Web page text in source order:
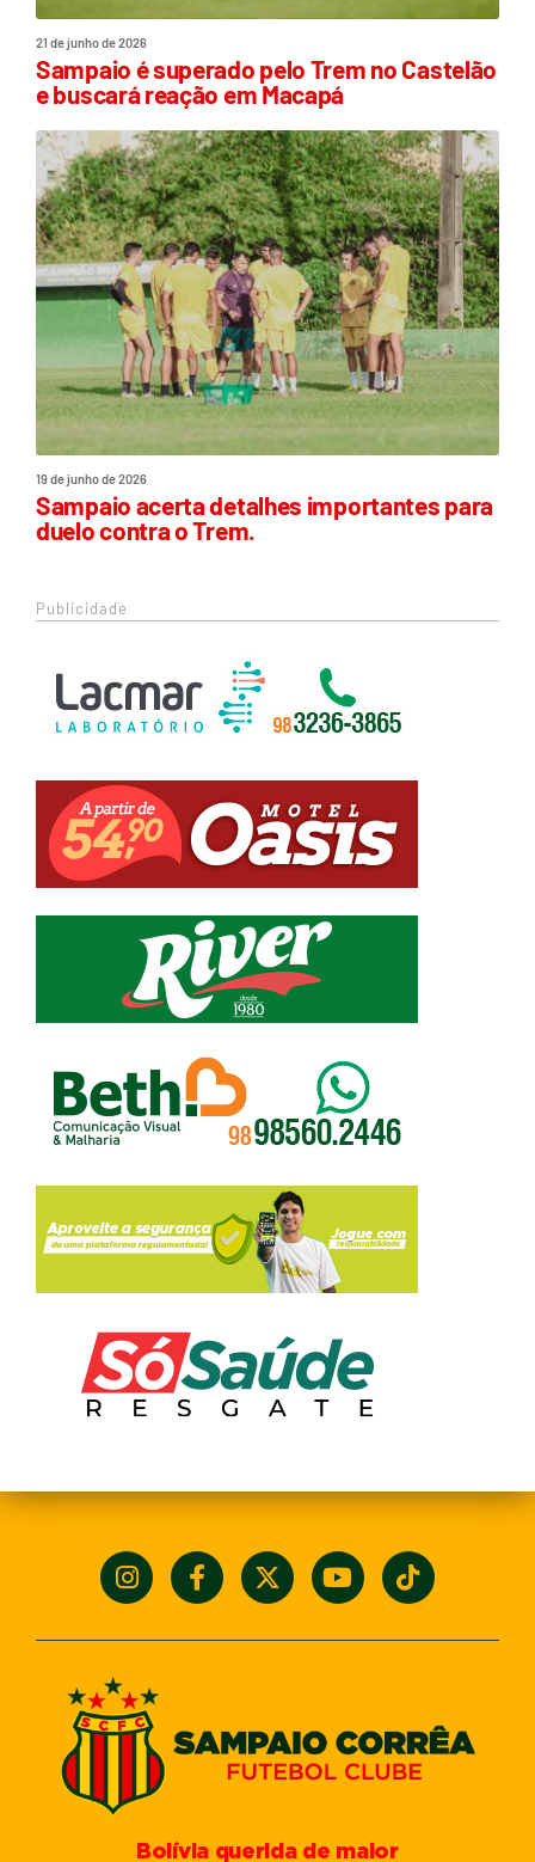
21 de junho de 2026
Sampaio é superado pelo Trem no Castelão
e buscará reação em Macapá
19 de junho de 2026
Sampaio acerta detalhes importantes para
duelo contra o Trem.
Publicidade
Bolívia querida de maior